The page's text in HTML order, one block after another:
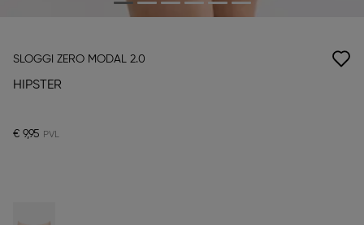
SLOGGI ZERO MODAL 2.0
HIPSTER
€ 9,95